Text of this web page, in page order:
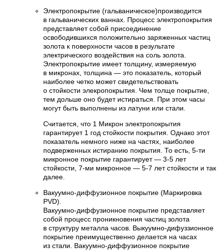
Электропокрытие (гальваническое)производится
в гальванических ваннах. Процесс электропокрытия
представляет собой присоединение
освободившихся положительно заряженных частиц
золота к поверхности часов в результате
электрического воздействия на соль золота.
Электропокрытие имеет толщину, измеряемую
в микронах, толщина — это показатель, который
наиболее четко может свидетельствовать
о стойкости элекропокрытия. Чем толще покрытие,
тем дольше оно будет истираться. При этом часы
могут быть выполнены из латуни или стали.
Считается, что 1 Микрон электропокрытия
гарантирует 1 год стойкости покрытия. Однако этот
показатель немного ниже на частях, наиболее
подверженных истиранию покрытия. То есть, 5-ти
микронное покрытие гарантирует — 3-5 лет
стойкости, 7-ми микронное — 5-7 лет стойкости и так
далее.
Вакуумно-диффузионное покрытие (Маркировка
PVD).
Вакуумно-диффузионное покрытие представляет
собой процесс проникновения частиц золота
в структуру металла часов. Выкуумно-дифуззионное
покрытие преимущественно делается на часах
из стали. Вакуумно-диффузионное покрытие